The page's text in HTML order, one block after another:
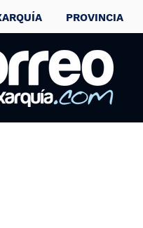
PROVINCIA